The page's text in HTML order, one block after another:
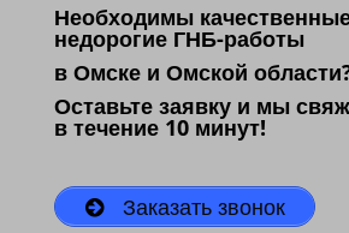
Необходимы
недорогие ГНБ-работы
в Омске и Омской
Оставьте заявку и мы
в течение 10 минут!
Заказать звонок